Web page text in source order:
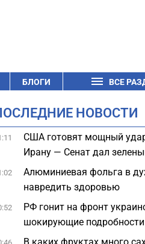
БЛОГИ ВСЕ
НОВОСТИ
США готовят мощный
Ирану — Сенат дал
Алюминиевая фольга в
навредить здоровью
РФ гонит на фронт
шокирующие подробности